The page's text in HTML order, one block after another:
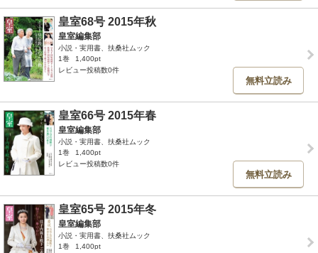
皇室68号 2015年秋
皇室編集部
小説・実用書、扶桑社ムック
1巻
1,400pt
レビュー投稿数0件
無料立読み
皇室66号 2015年春
皇室編集部
小説・実用書、扶桑社ムック
1巻
1,400pt
レビュー投稿数0件
無料立読み
皇室65号 2015年冬
皇室編集部
小説・実用書、扶桑社ムック
1巻
1,400pt